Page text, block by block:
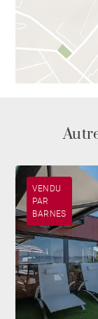
VENDU
PAR
BARNES